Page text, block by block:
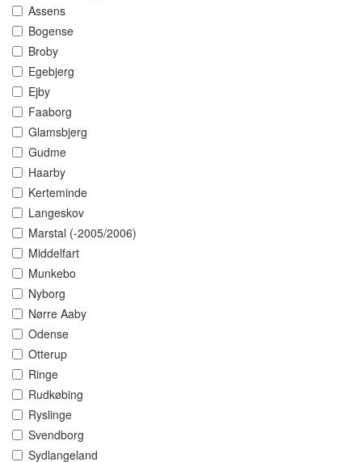
Assens
Bogense
Broby
Egebjerg
Ejby
Faaborg
Glamsbjerg
Gudme
Haarby
Kerteminde
Langeskov
Marstal (-2005/2006)
Middelfart
Munkebo
Nyborg
Nørre Aaby
Odense
Otterup
Ringe
Rudkøbing
Ryslinge
Svendborg
Sydlangeland